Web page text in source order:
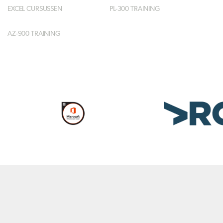
EXCEL CURSUSSEN PL-300 TRAINING
AZ-900 TRAINING